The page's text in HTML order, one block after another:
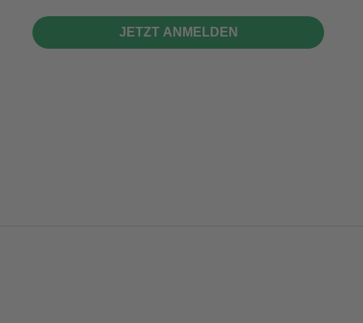
JETZT ANMELDEN